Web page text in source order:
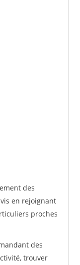
des
en rejoignant
proches
des
trouver